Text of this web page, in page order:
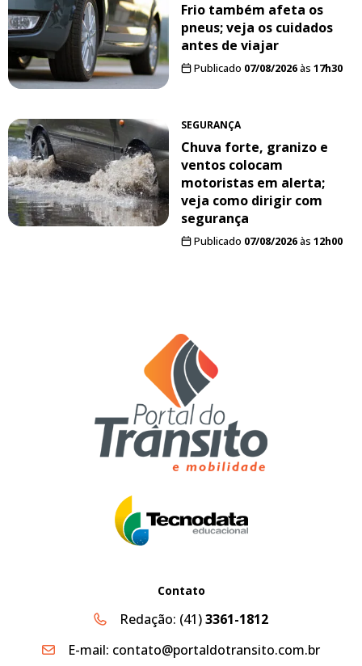
Frio também afeta os
pneus; veja os cuidados
antes de viajar
Publicado 07/08/2026às 17h30
SEGURANÇA
Chuva forte, granizo e
ventos colocam
motoristas em alerta;
veja como dirigir com
segurança
Publicado 07/08/2026às 12h00
Contato
Redação: (41)3361-1812
E-mail: contato@portaldotransito.com.br